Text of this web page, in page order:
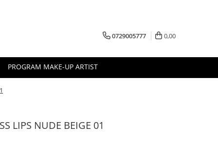
0729005777 0,00
PROGRAM MAKE-UP ARTIST
LIPS NUDE BEIGE 01